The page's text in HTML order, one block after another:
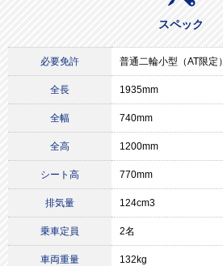
スペック
必要免許 普通二輪小型（AT限定）
全長 1935mm
全幅 740mm
全高 1200mm
シート高 770mm
排気量 124cm3
乗車定員 2名
車両重量 132kg